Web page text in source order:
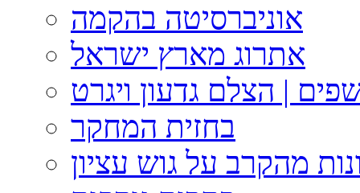
אוניברסיטה בהקמה
אתרוג מארץ ישראל
| הצלם גדעון ויגרט
בחזית המחקר
מהקרב על גוש עציון